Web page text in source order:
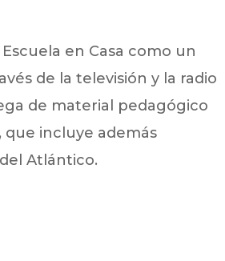
en Casa como un
de la televisión y la radio
de material pedagógico
que incluye además
Atlántico.